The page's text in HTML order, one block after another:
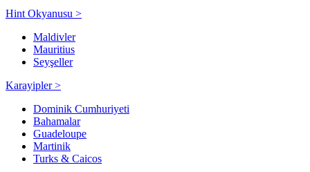
Hint Okyanusu >
Maldivler
Mauritius
Seyşeller
Karayipler >
Dominik Cumhuriyeti
Bahamalar
Guadeloupe
Martinik
Turks & Caicos